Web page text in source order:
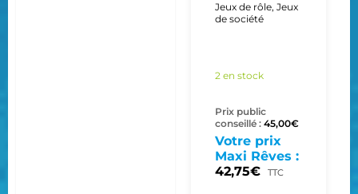
Jeux de rôle, Jeux
de société
2 en stock
Prix public
conseillé : 45,00€
Votre prix
Maxi Rêves :
42,75€ TTC